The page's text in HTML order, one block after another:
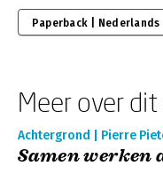
Paperback | Nederlands
Meer over
Achtergrond | Pierre
Samen werken